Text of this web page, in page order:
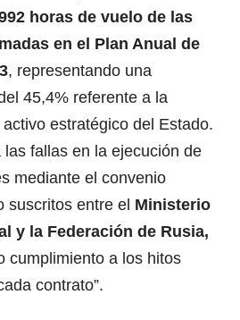
horas de vuelo de las
en el Plan Anual de
, representando una
45,4% referente a la
estratégico del Estado.
fallas en la ejecución de
mediante el convenio
suscritos entre el Ministerio
y la Federación de Rusia,
cumplimiento a los hitos
contrato”.